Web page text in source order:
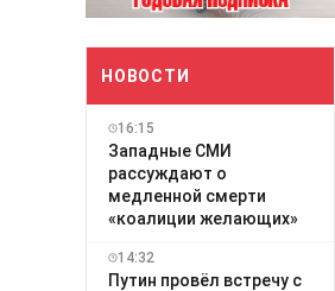
НОВОСТИ
16:15
Западные СМИ
рассуждают о
медленной смерти
«коалиции желающих»
14:32
Путин провёл встречу с